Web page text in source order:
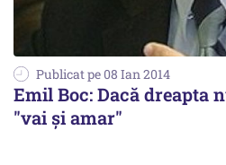
Publicat pe 08 Ian 2014
Emil Boc: Dacă dreapta
"vai și amar"